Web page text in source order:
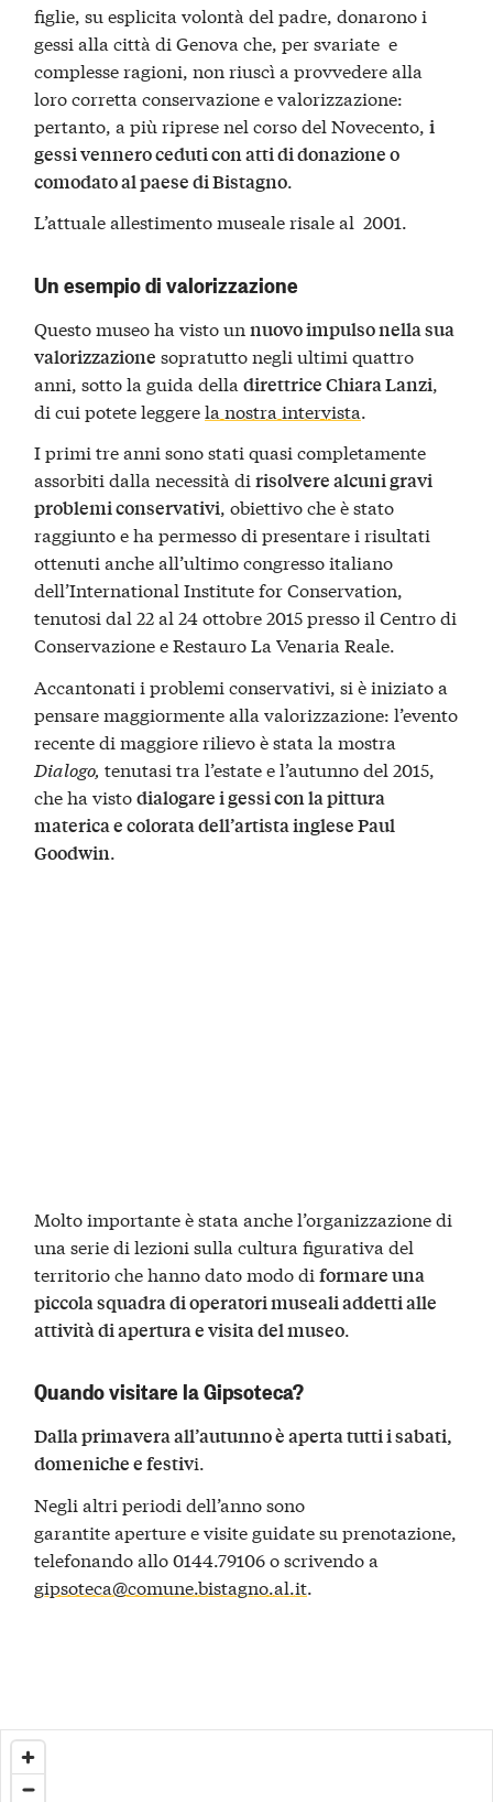
figlie, su esplicita volontà del padre, donarono i
gessi alla città di Genova che, per svariate e
complesse ragioni, non riuscì a provvedere alla
loro corretta conservazione e valorizzazione:
pertanto, a più riprese nel corso del Novecento,i
gessi vennero ceduti con atti di donazione o
comodato al paese di Bistagno.
L’attuale allestimento museale risale al 2001.
Un esempio di valorizzazione
Questo museo ha visto unnuovo impulso nella sua
valorizzazione sopratutto negli ultimi quattro
anni, sotto la guida delladirettrice Chiara Lanzi,
di cui potete leggerela nostra intervista.
I primi tre anni sono stati quasi completamente
assorbiti dalla necessità dirisolvere alcuni gravi
problemi conservativi, obiettivo che è stato
raggiunto e ha permesso di presentare i risultati
ottenuti anche all’ultimo congresso italiano
dell’International Institute for Conservation,
tenutosi dal 22 al 24 ottobre 2015 presso il Centro di
Conservazione e Restauro La Venaria Reale.
Accantonati i problemi conservativi, si è iniziato a
pensare maggiormente alla valorizzazione: l’evento
recente di maggiore rilievo è stata la mostra
Dialogo, tenutasi tra l’estate e l’autunno del 2015,
che ha vistodialogare i gessi con la pittura
materica e colorata dell’artista inglese Paul
Goodwin.
Molto importante è stata anche l’organizzazione di
una serie di lezioni sulla cultura figurativa del
territorio che hanno dato modo diformare una
piccola squadra di operatori museali addetti alle
attività di apertura e visita del museo.
Quando visitare la Gipsoteca?
Dalla primavera all’autunno è aperta tutti i sabati,
domeniche e festivi.
Negli altri periodi dell’anno sono
garantite aperture e visite guidate su prenotazione,
telefonando allo 0144.79106 o scrivendo a
gipsoteca@comune.bistagno.al.it.